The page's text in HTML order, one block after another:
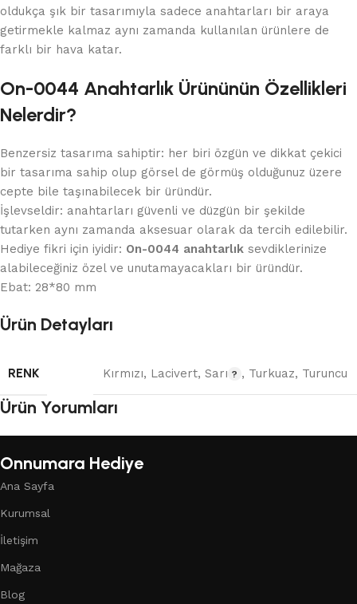
oldukça şık bir tasarımıyla sadece anahtarları bir araya
getirmekle kalmaz aynı zamanda kullanılan ürünlere de
farklı bir hava katar.
On-0044 Anahtarlık Ürününün Özellikleri
Nelerdir?
Benzersiz tasarıma sahiptir: her biri özgün ve dikkat çekici
bir tasarıma sahip olup görsel de görmüş olduğunuz üzere
cepte bile taşınabilecek bir üründür.
İşlevseldir: anahtarları güvenli ve düzgün bir şekilde
tutarken aynı zamanda aksesuar olarak da tercih edilebilir.
Hediye fikri için iyidir: On-0044 anahtarlık sevdiklerinize
alabileceğiniz özel ve unutamayacakları bir üründür.
Ebat: 28*80 mm
Ürün Detayları
RENK Kırmızı, Lacivert, Sarı , Turkuaz, Turuncu
Ürün Yorumları
Onnumara Hediye
Ana Sayfa
Kurumsal
İletişim
Mağaza
Blog